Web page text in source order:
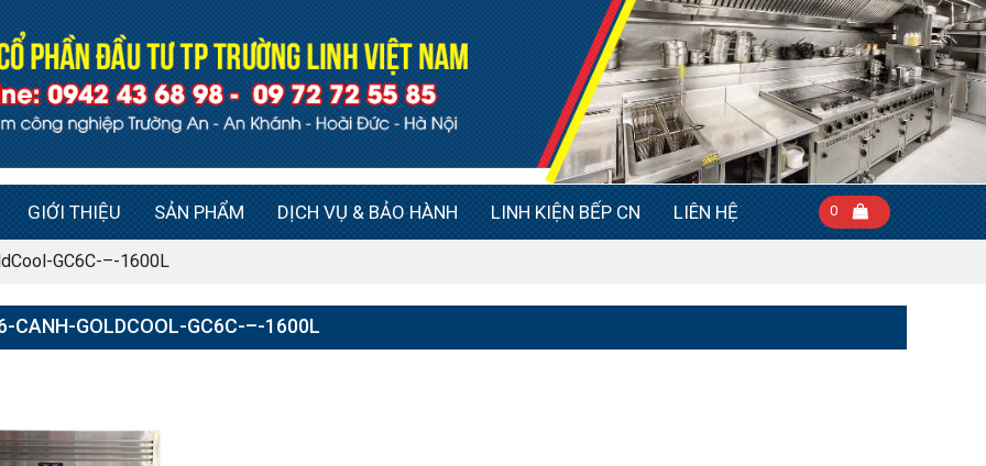
GIỚI THIỆU SẢN PHẨM DỊCH VỤ & BẢO HÀNH LINH KIỆN BẾP CN LIÊN HỆ 0
GC6C-–-1600L
CANH-GOLDCOOL-GC6C-–-1600L